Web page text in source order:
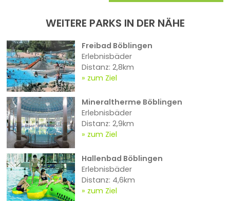
WEITERE PARKS IN DER NÄHE
Freibad Böblingen
Erlebnisbäder
Distanz: 2,8km
zum Ziel
Mineraltherme Böblingen
Erlebnisbäder
Distanz: 2,9km
zum Ziel
Hallenbad Böblingen
Erlebnisbäder
Distanz: 4,6km
zum Ziel